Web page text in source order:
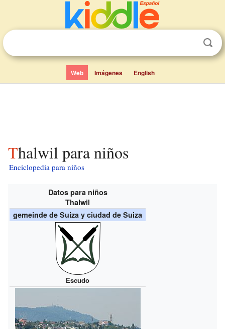
Web Imágenes English
Thalwil para niños
Enciclopedia para niños
Datos para niños
Thalwil
gemeinde de Suiza y ciudad de Suiza
Escudo